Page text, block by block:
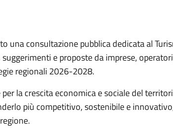
una consultazione pubblica dedicata al
e proposte da imprese,
regionali 2026-2028.
la crescita economica e sociale del
più competitivo, sostenibile e